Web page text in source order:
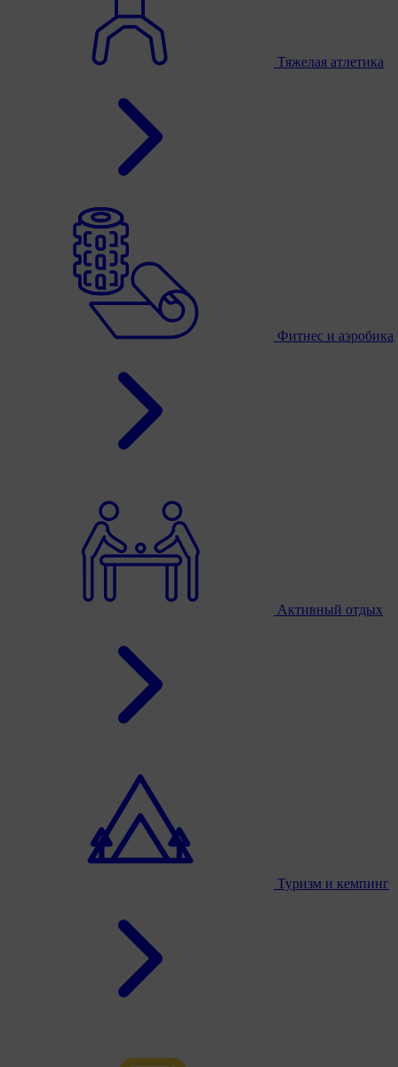
Тяжелая атлетика
Фитнес и аэробика
Активный отдых
Туризм и кемпинг